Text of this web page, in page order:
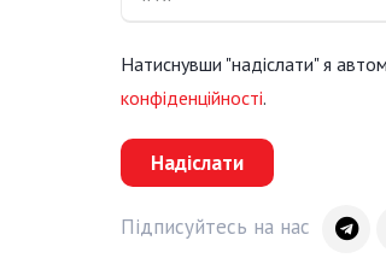
Натиснувши "надіслати" я
конфіденційності.
Надіслати
Підписуйтесь на нас